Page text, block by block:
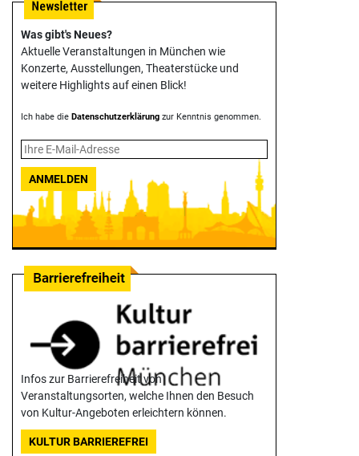
Was gibt's Neues?
Aktuelle Veranstaltungen in München wie
Konzerte, Ausstellungen, Theater­stücke und
weitere Highlights auf einen Blick!
Ich habe die Datenschutzerklärung zur Kenntnis genommen.
ANMELDEN
Infos zur Barrierefreiheit von
Veranstaltungsorten, welche Ihnen den Besuch
von Kultur-Angeboten erleichtern können.
KULTUR BARRIEREFREI